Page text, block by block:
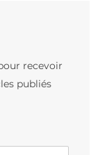
recevoir
publiés